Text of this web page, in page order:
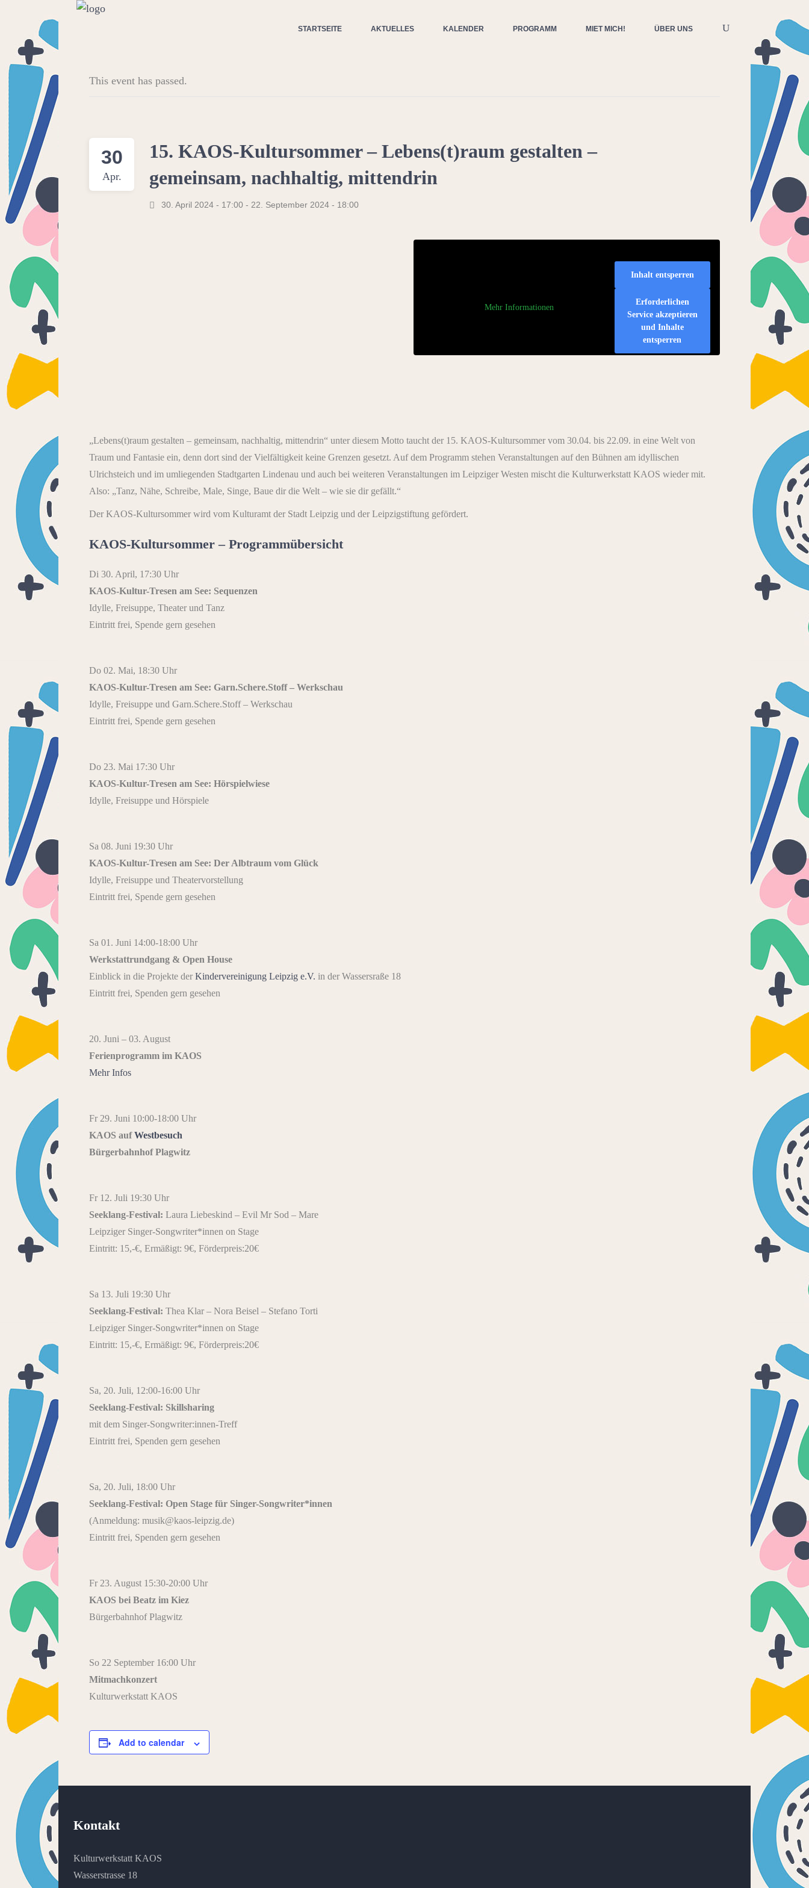
STARTSEITE AKTUELLES KALENDER PROGRAMM MIET MICH! ÜBER UNS
This event has passed.
30
Apr.
15. KAOS-Kultursommer – Lebens(t)raum gestalten –
gemeinsam, nachhaltig, mittendrin
30. April 2024 - 17:00 - 22. September 2024 - 18:00
Mehr Informationen
Inhalt entsperren
Erforderlichen
Service akzeptieren
und Inhalte
entsperren
„Lebens(t)raum gestalten – gemeinsam, nachhaltig, mittendrin“ unter diesem Motto taucht der 15. KAOS-Kultursommer vom 30.04. bis 22.09. in eine Welt von
Traum und Fantasie ein, denn dort sind der Vielfältigkeit keine Grenzen gesetzt. Auf dem Programm stehen Veranstaltungen auf den Bühnen am idyllischen
Ulrichsteich und im umliegenden Stadtgarten Lindenau und auch bei weiteren Veranstaltungen im Leipziger Westen mischt die Kulturwerkstatt KAOS wieder mit.
Also: „Tanz, Nähe, Schreibe, Male, Singe, Baue dir die Welt – wie sie dir gefällt.“
Der KAOS-Kultursommer wird vom Kulturamt der Stadt Leipzig und der Leipzigstiftung gefördert.
KAOS-Kultursommer – Programmübersicht
Di 30. April, 17:30 Uhr
KAOS-Kultur-Tresen am See: Sequenzen
Idylle, Freisuppe, Theater und Tanz
Eintritt frei, Spende gern gesehen
Do 02. Mai, 18:30 Uhr
KAOS-Kultur-Tresen am See: Garn.Schere.Stoff – Werkschau
Idylle, Freisuppe und Garn.Schere.Stoff – Werkschau
Eintritt frei, Spende gern gesehen
Do 23. Mai 17:30 Uhr
KAOS-Kultur-Tresen am See: Hörspielwiese
Idylle, Freisuppe und Hörspiele
Sa 08. Juni 19:30 Uhr
KAOS-Kultur-Tresen am See: Der Albtraum vom Glück
Idylle, Freisuppe und Theatervorstellung
Eintritt frei, Spende gern gesehen
Sa 01. Juni 14:00-18:00 Uhr
Werkstattrundgang & Open House
Einblick in die Projekte der Kindervereinigung Leipzig e.V. in der Wassersraße 18
Eintritt frei, Spenden gern gesehen
20. Juni – 03. August
Ferienprogramm im KAOS
Mehr Infos
Fr 29. Juni 10:00-18:00 Uhr
KAOS aufWestbesuch
Bürgerbahnhof Plagwitz
Fr 12. Juli 19:30 Uhr
Seeklang-Festival: Laura Liebeskind – Evil Mr Sod – Mare
Leipziger Singer-Songwriter*innen on Stage
Eintritt: 15,-€, Ermäßigt: 9€, Förderpreis:20€
Sa 13. Juli 19:30 Uhr
Seeklang-Festival: Thea Klar – Nora Beisel – Stefano Torti
Leipziger Singer-Songwriter*innen on Stage
Eintritt: 15,-€, Ermäßigt: 9€, Förderpreis:20€
Sa, 20. Juli, 12:00-16:00 Uhr
Seeklang-Festival: Skillsharing
mit dem Singer-Songwriter:innen-Treff
Eintritt frei, Spenden gern gesehen
Sa, 20. Juli, 18:00 Uhr
Seeklang-Festival: Open Stage für Singer-Songwriter*innen
(Anmeldung: musik@kaos-leipzig.de)
Eintritt frei, Spenden gern gesehen
Fr 23. August 15:30-20:00 Uhr
KAOS bei Beatz im Kiez
Bürgerbahnhof Plagwitz
So 22 September 16:00 Uhr
Mitmachkonzert
Kulturwerkstatt KAOS
Add to calendar
Kontakt
Kulturwerkstatt KAOS
Wasserstrasse 18